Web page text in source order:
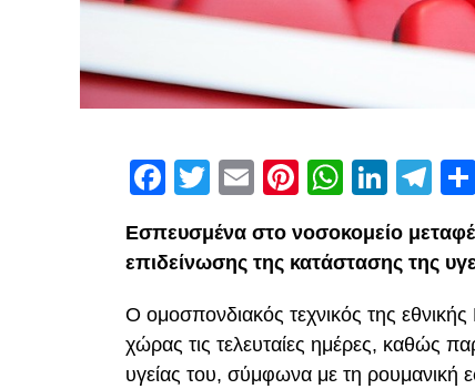
Facebook
Twitter
EmailPinterest
Εσπευσμένα στο νοσοκομείο
επιδείνωσης της κατάστασης της
Ο ομοσπονδιακός τεχνικός της
χώρας τις τελευταίες ημέρες, καθώς
υγείας του, σύμφωνα με τη ρουμανική